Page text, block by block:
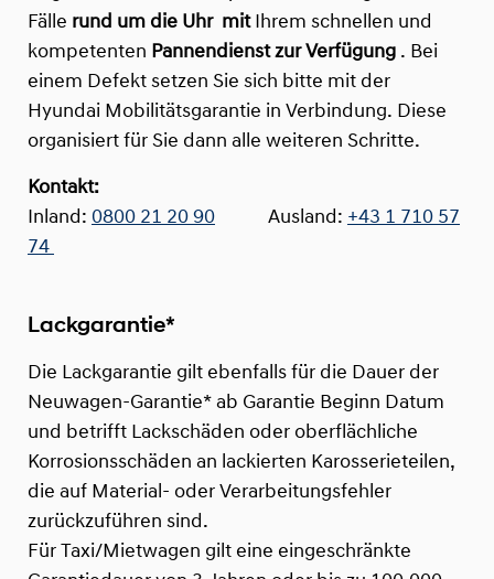
Fälle rund um die Uhr mitIhrem schnellen und
kompetenten Pannendienst zur Verfügung . Bei
einem Defekt setzen Sie sich bitte mit der
Hyundai Mobilitätsgarantie in Verbindung. Diese
organisiert für Sie dann alle weiteren Schritte.
Kontakt:
Inland: 0800 21 20 90 Ausland: +43 1 710 57
74
Lackgarantie*
Die Lackgarantie gilt ebenfalls für die Dauer der
Neuwagen-Garantie* ab Garantie Beginn Datum
und betrifft Lackschäden oder oberflächliche
Korrosionsschäden an lackierten Karosserieteilen,
die auf Material- oder Verarbeitungsfehler
zurückzuführen sind.
Für Taxi/Mietwagen gilt eine eingeschränkte